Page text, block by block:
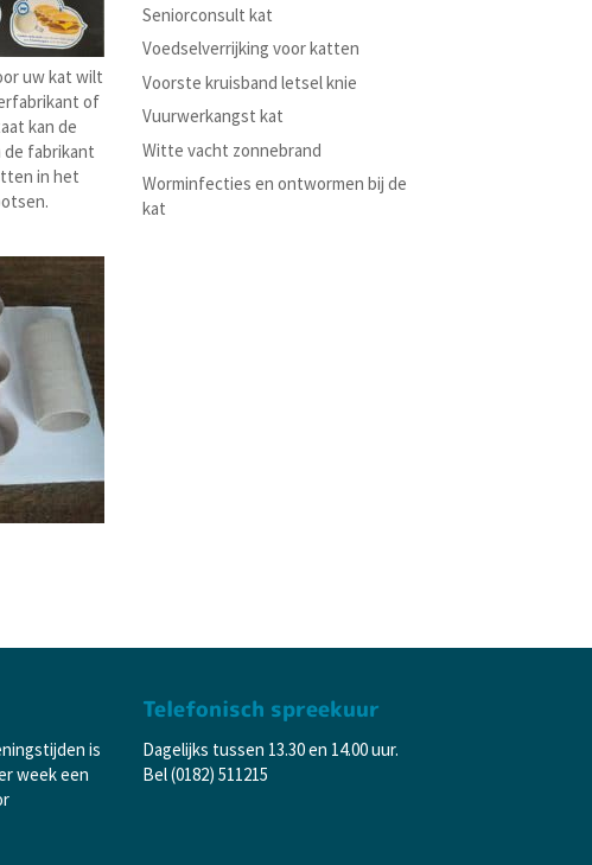
uw kat wilt
of
kan de
de fabrikant
in het
Seniorconsult kat
Voedselverrijking voor katten
Voorste kruisband letsel knie
Vuurwerkangst kat
Witte vacht zonnebrand
Worminfecties en ontwormen bij de
kat
is
week een
Telefonisch spreekuur
Dagelijks tussen 13.30 en 14.00 uur.
Bel (0182) 511215